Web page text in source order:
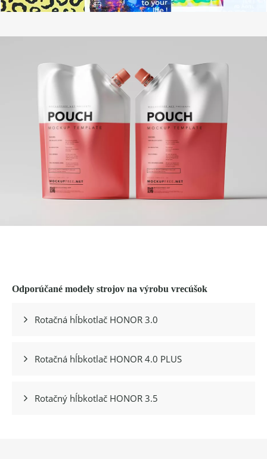
Odporúčané modely strojov na výrobu vrecúšok
 Rotačná hĺbkotlač HONOR 3.0
 Rotačná hĺbkotlač HONOR 4.0 PLUS
 Rotačný hĺbkotlač HONOR 3.5